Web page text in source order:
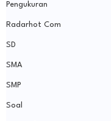
Pengukuran
Radarhot Com
SD
SMA
SMP
Soal